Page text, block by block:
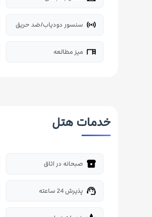
sensors سنسور دودیاب/ضد حریق
desk میز مطالعه
خدمات هتل
breakfast_dining صبحانه در اتاق
support_agent پذیرش 24 ساعته